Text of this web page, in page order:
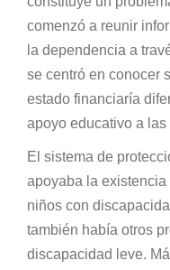
comenzó a reunir
la dependencia a
se centró en conocer
estado financiaría
apoyo educativo a
El sistema de
apoyaba la
niños con
también había otros
discapacidad leve.